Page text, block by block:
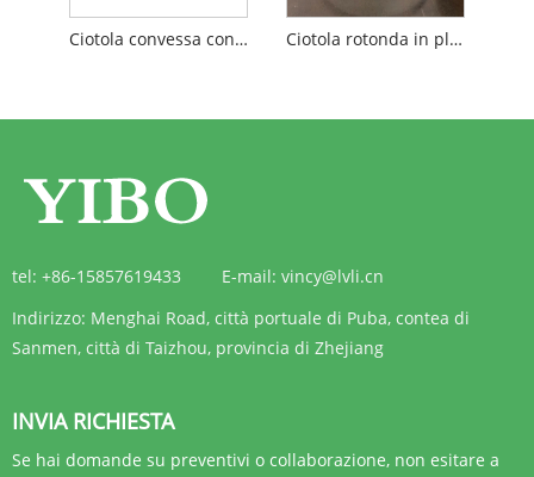
Ciotola convessa concava in plastica solida Ciotola rotonda in plastica con bordo metallico lucido
tel: +86-15857619433 E-mail: vincy@lvli.cn
Indirizzo: Menghai Road, città portuale di Puba, contea di
Sanmen, città di Taizhou, provincia di Zhejiang
INVIA RICHIESTA
Se hai domande su preventivi o collaborazione, non esitare a